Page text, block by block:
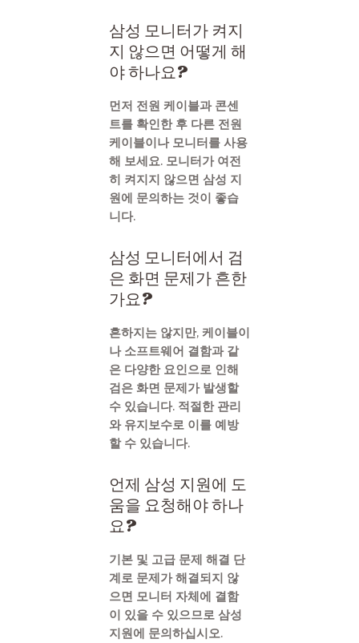
삼성 모니터가 켜지
지 않으면 어떻게 해
야 하나요?
먼저 전원 케이블과 콘센
트를 확인한 후 다른 전원
케이블이나 모니터를 사용
해 보세요. 모니터가 여전
히 켜지지 않으면 삼성 지
원에 문의하는 것이 좋습
니다.
삼성 모니터에서 검
은 화면 문제가 흔한
가요?
흔하지는 않지만, 케이블이
나 소프트웨어 결함과 같
은 다양한 요인으로 인해
검은 화면 문제가 발생할
수 있습니다. 적절한 관리
와 유지보수로 이를 예방
할 수 있습니다.
언제 삼성 지원에 도
움을 요청해야 하나
요?
기본 및 고급 문제 해결 단
계로 문제가 해결되지 않
으면 모니터 자체에 결함
이 있을 수 있으므로 삼성
지원에 문의하십시오.